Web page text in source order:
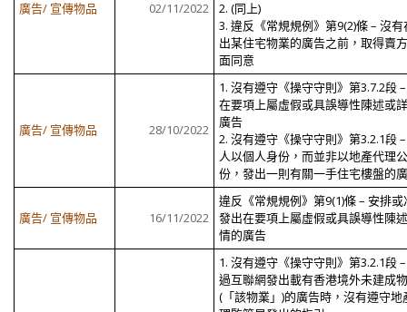
廣告/ 宣傳物品 02/11/2022
2. (同上)
3. 違反《常規規例》第9(2)條 – 沒有
出某住宅物業的廣告之前，取得賣
面同意
廣告/ 宣傳物品 28/10/2022
1. 沒有遵守《操守守則》第3.7.2段
在要項上屬虛假或具誤導性陳述或
廣告
2. 沒有遵守《操守守則》第3.2.1段
人以個人身份，而並非以地產代理
份，發出一則有關一手住宅樓盤的
廣告/ 宣傳物品 16/11/2022
違反《常規規例》第9(1)條 – 安排或
發出在要項上屬虛假或具誤導性陳
情的廣告
1. 沒有遵守《操守守則》第3.2.1段
過互聯網發出載有香港境外未建成
(「該物業」)的廣告時，沒有遵守地